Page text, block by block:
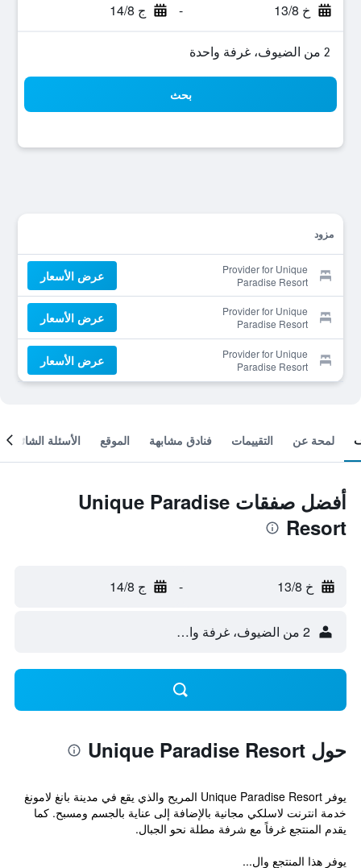
خ 13/8 - ج 14/8
2 من الضيوف، غرفة واحدة
بحث
مزود
Provider for Unique
Paradise Resort
عرض الأسعار
Provider for Unique
Paradise Resort
عرض الأسعار
Provider for Unique
Paradise Resort
عرض الأسعار
لمحة عن التقييمات فنادق مشابهة الموقع الأسئلة الشائعة
أفضل صفقات Unique Paradise
Resort
خ 13/8 - ج 14/8
2 من الضيوف، غرفة واحدة
حول Unique Paradise Resort
يوفر Unique Paradise Resort المريح والذي يقع في مدينة بانغ لامونغ
خدمة انترنت لاسلكي مجانية بالإضافة إلى عناية بالجسم ومسبح. كما
يقدم المنتجع غرفاً مع شرفة مطلة نحو الجبال.
يوفر هذا المنتجع وال...